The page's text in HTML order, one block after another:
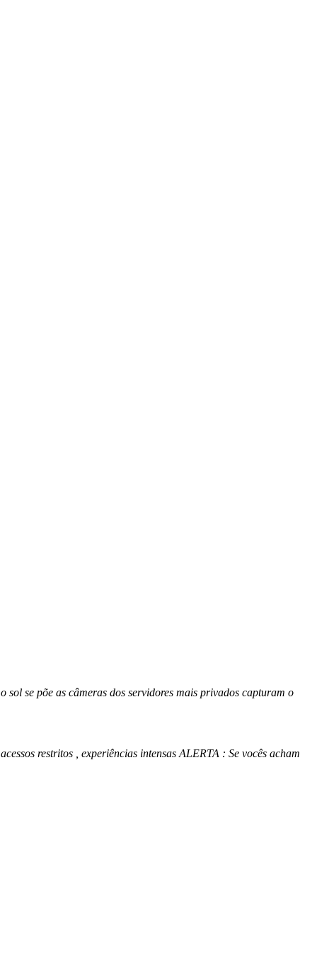
se põe as câmeras dos servidores mais privados capturam o
restritos , experiências intensas ALERTA : Se vocês acham